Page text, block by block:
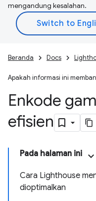
mengandung kesalahan.
Beranda Docs
Apakah informasi ini
Enkode
efisien
Pada halaman ini
Cara Lighthouse
dioptimalkan